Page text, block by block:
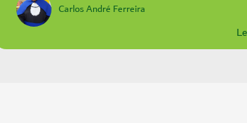
Carlos André Ferreira